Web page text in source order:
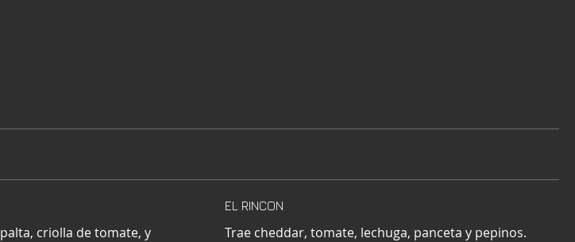
criolla de tomate, y
EL RINCON
Trae cheddar, tomate, lechuga, panceta y pepinos.